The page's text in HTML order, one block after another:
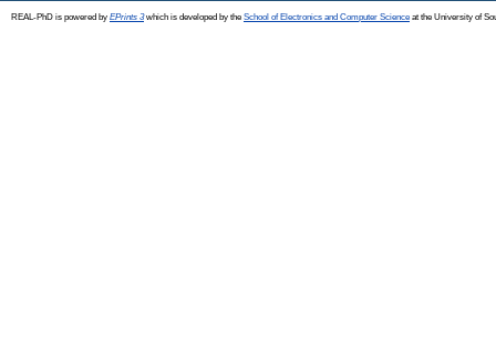
REAL-PhD is powered by EPrints 3which is developed by the School of Electronics and Computer Science at the University of